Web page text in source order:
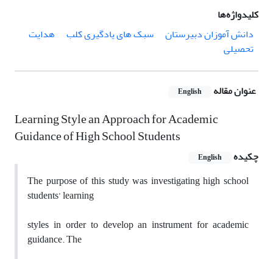
کلیدواژه‌ها
دانش آموزان دبیرستان
سبک های یادگیری کلب
هدایت
تحصیلی
عنوان مقاله English
Learning Style an Approach for Academic
Guidance of High School Students
چکیده English
The purpose of this study was investigating high school
students’ learning
styles in order to develop an instrument for academic
guidance. The